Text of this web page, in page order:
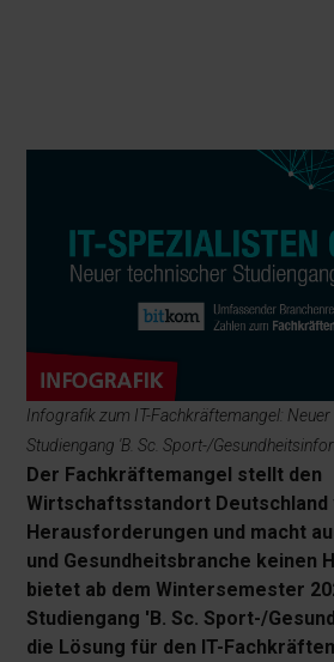
Infografik zum IT-Fachkräftemangel:
Studiengang 'B. Sc. Sport-/
Der Fachkräftemangel stellt den
Wirtschaftsstandort Deutschland
Herausforderungen und macht
und Gesundheitsbranche keinen
bietet ab dem Wintersemester
Studiengang 'B. Sc. Sport-/
die Lösung für den IT-